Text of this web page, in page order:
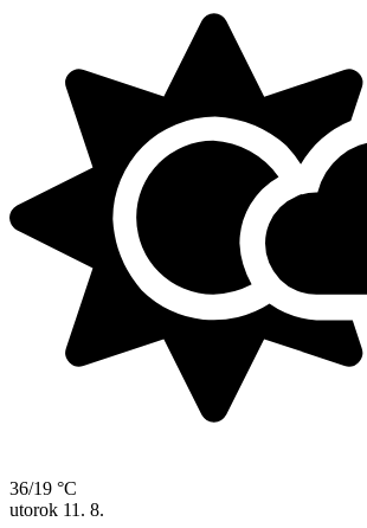
36/19 °C
utorok 11. 8.